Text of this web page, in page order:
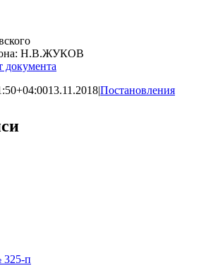
Н.В.ЖУКОВ
документа
13.11.2018|Постановления
325-п